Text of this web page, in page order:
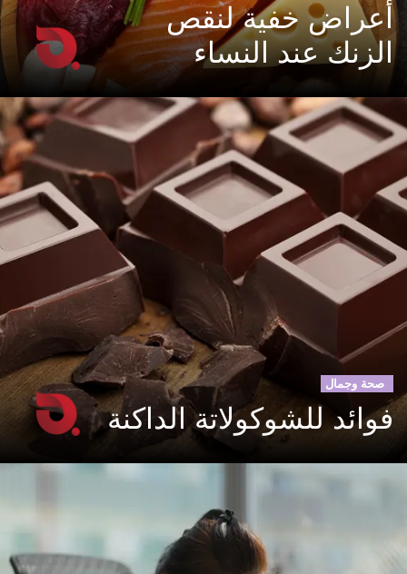
أعراض خفية لنقص
الزنك عند النساء
صحة وجمال
فوائد للشوكولاتة الداكنة